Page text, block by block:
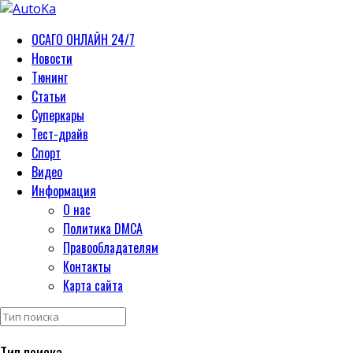
ОСАГО ОНЛАЙН 24/7
Новости
Тюнинг
Статьи
Суперкары
Тест-драйв
Спорт
Видео
Информация
О нас
Политика DMCA
Правообладателям
Контакты
Карта сайта